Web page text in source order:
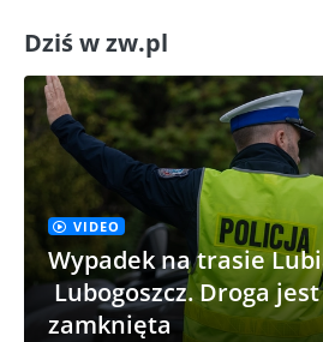
Dziś w zw.pl
VIDEO
Wypadek na trasie
Lubogoszcz. Droga
zamknięta